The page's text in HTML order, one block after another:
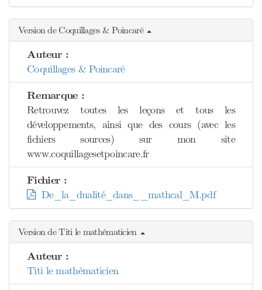
Version de Coquillages & Poincaré
Auteur :
Coquillages & Poincaré
Remarque :
Retrouvez toutes les leçons et tous les
développements, ainsi que des cours (avec les
fichiers sources) sur mon site
www.coquillagesetpoincare.fr
Fichier :
De_la_dualité_dans__mathcal_M.pdf
Version de Titi le mathématicien
Auteur :
Titi le mathématicien